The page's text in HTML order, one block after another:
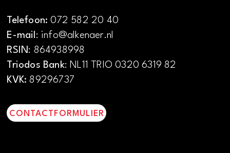
Telefoon:072 582 20 40
E-mail: info@alkenaer.nl
RSIN: 864938998
Triodos Bank: NL11 TRIO 0320 6319 82
KVK: 89296737
CONTACTFORMULIER